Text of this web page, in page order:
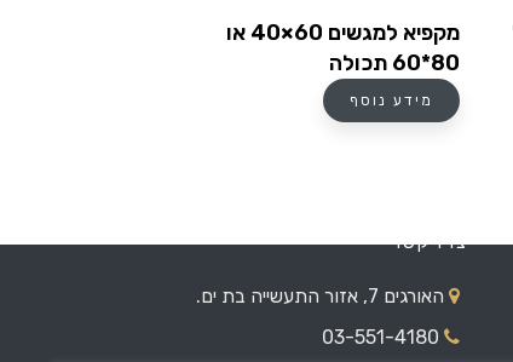
מקפיא למגשים 60×40 או
80*60 תכולה
מידע נוסף
צרו קשר
האורגים 7, אזור התעשייה בת ים.